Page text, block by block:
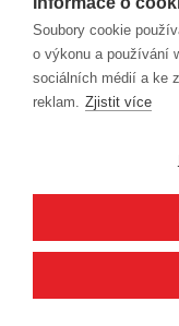
Soubory cookie
o výkonu a používání
sociálních médií a ke
reklam. Zjistit více